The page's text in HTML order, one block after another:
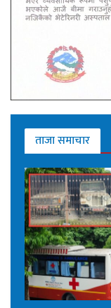
ताजा समाचार